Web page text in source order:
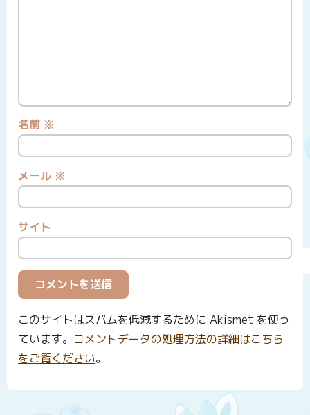
名前 ※
メール ※
サイト
このサイトはスパムを低減するために Akismet を使っ
ています。 コメントデータの処理方法の詳細はこちら
をご覧ください。